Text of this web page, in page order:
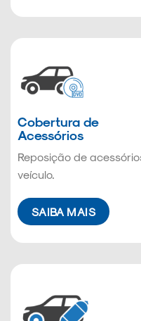
Cobertura de
Acessórios
Reposição de
veículo.
SAIBA MAIS